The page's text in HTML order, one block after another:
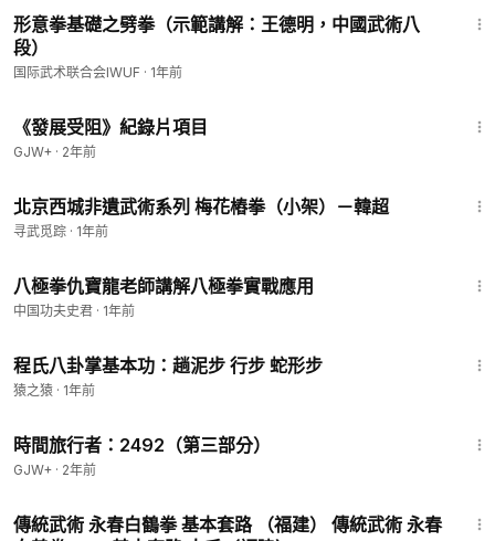
形意拳基礎之劈拳（示範講解：王德明，中國武術八
段）
国际武术联合会IWUF · 1年前
《發展受阻》紀錄片項目
GJW+ · 2年前
北京西城非遺武術系列 梅花樁拳（小架）－韓超
寻武觅踪 · 1年前
八極拳仇寶龍老師講解八極拳實戰應用
中国功夫史君 · 1年前
程氏八卦掌基本功：趟泥步 行步 蛇形步
猿之猿 · 1年前
時間旅行者：2492（第三部分）
GJW+ · 2年前
傳統武術 永春白鶴拳 基本套路 （福建） 傳統武術 永春